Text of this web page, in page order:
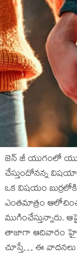
జెన్ జీ యుగంలో
చేస్తుందోనన్న
ఒక విషయం
ఎంతమాత్రం
ముగించేస్తున్నారు.
తాజాగా ఆదివారం
చూస్తే… ఈ వాదనలు